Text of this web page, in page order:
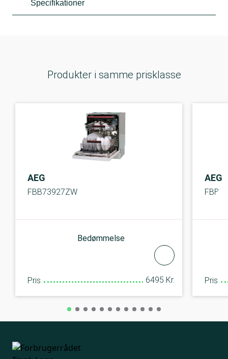
Specifikationer
Produkter i samme prisklasse
AEG
FBB73927ZW
Bedømmelse
Pris 6495 Kr.
AEG
Pris